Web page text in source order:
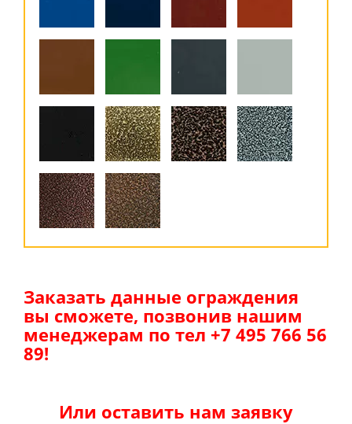
Заказать данные ограждения
вы сможете, позвонив нашим
менеджерам по тел +7 495 766 56
89!
Или оставить нам заявку